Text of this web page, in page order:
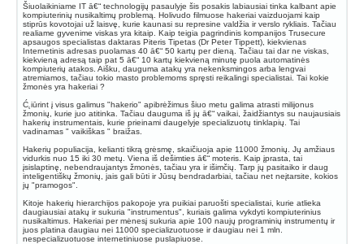
Šiuolaikiniame IT ā€“ technologijų pasaulyje šis posakis labiausiai tinka kalbant apie
kompiuterinių nusikaltimų problemą. Holivudo filmuose hakeriai vaizduojami kaip
stiprūs kovotojai už laisvę, kurie kaunasi su represine valdžia ir verslo rykliais. Tačiau
realiame gyvenime viskas yra kitaip. Kaip teigia pagrindinis kompanijos Trusecure
apsaugos specialistas daktaras Piteris Tipetas (Dr Peter Tippett), kiekvienas
Internetinis adresas puolamas 40 ā€“ 50 kartų per dieną. Tačiau tai dar ne viskas,
kiekvieną adresą taip pat 5 ā€“ 10 kartų kiekvieną minutę puola automatinės
kompiuterių atakos. Aišku, dauguma atakų yra nekenksmingos arba lengvai
atremiamos, tačiau tokio masto problemoms spręsti reikalingi specialistai. Tai kokie
žmonės yra hakeriai ?
Ć˛iūrint į visus galimus "hakerio" apibrėžimus šiuo metu galima atrasti milijonus
žmonių, kurie juo atitinka. Tačiau dauguma iš jų ā€“ vaikai, žaidžiantys su naujausiais
hakerių instrumentais, kurie prieinami daugelyje specializuotų tinklapių. Tai
vadinamas " vaikiškas " braižas.
Hakerių populiacija, kelianti tikrą grėsmę, skaičiuoja apie 11000 žmonių. Jų amžiaus
vidurkis nuo 15 iki 30 metų. Viena iš dešimties ā€“ moteris. Kaip įprasta, tai
įsislaptinę, nebendraujantys žmonės, tačiau yra ir išimčių. Tarp jų pasitaiko ir daug
inteligentiškų žmonių, jais gali būti ir Jūsų bendradarbiai, tačiau net neįtarsite, kokios
jų "pramogos".
Kitoje hakerių hierarchijos pakopoje yra puikiai paruošti specialistai, kurie atlieka
daugiausiai atakų ir sukuria "instrumentus", kuriais galima vykdyti kompiuterinius
nusikaltimus. Hakeriai per mėnesį sukuria apie 100 naujų programinių instrumentų ir
juos platina daugiau nei 11000 specializuotuose ir daugiau nei 1 mln.
nespecializuotuose internetiniuose puslapiuose.